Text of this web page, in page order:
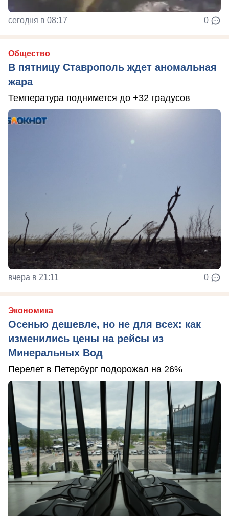
сегодня в 08:17 0
Общество
В пятницу Ставрополь ждет аномальная
жара
Температура поднимется до +32 градусов
вчера в 21:11 0
Экономика
Осенью дешевле, но не для всех: как
изменились цены на рейсы из
Минеральных Вод
Перелет в Петербург подорожал на 26%